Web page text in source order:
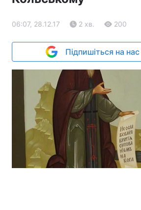
06:07, 28.12.17 2 хв. 200
Підпишіться на